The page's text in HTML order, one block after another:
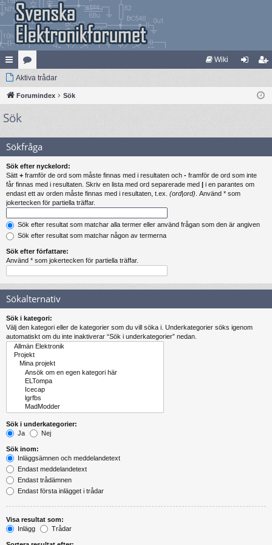
na
bb
lä
ar
at
eg
Wiki
m
Aktiva trådar
Forumindex Sök
Sök
Sökfråga
Sök efter nyckelord:
Sätt + framför de ord som måste finnas med i resultaten och - framför de ord som inte
får finnas med i resultaten. Skriv en lista med ord separerade med | i en parantes om
endast ett av orden måste finnas med i resultaten, t.ex. (ord|ord) . Använd * som
jokertecken för partiella träffar.
Sök efter resultat som matchar alla termer eller använd frågan som den är angiven
Sök efter resultat som matchar någon av termerna
Sök efter författare:
Använd * som jokertecken för partiella träffar.
Sökalternativ
Sök i kategori:
Välj den kategori eller de kategorier som du vill söka i. Underkategorier söks igenom
automatiskt om du inte inaktiverar “Sök i underkategorier” nedan.
Sök i underkategorier:
Ja
Nej
Sök inom:
Inläggsämnen och meddelandetext
Endast meddelandetext
Endast trådämnen
Endast första inlägget i trådar
Visa resultat som:
Inlägg
Trådar